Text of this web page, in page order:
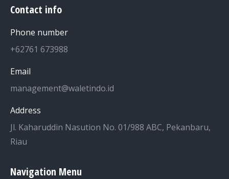
Contact info
Phone number
+62761 673988
Email
management@waletindo.id
Address
Jl. Kaharuddin Nasution No. 01/988 ABC, Pekanbaru,
Riau
Navigation Menu